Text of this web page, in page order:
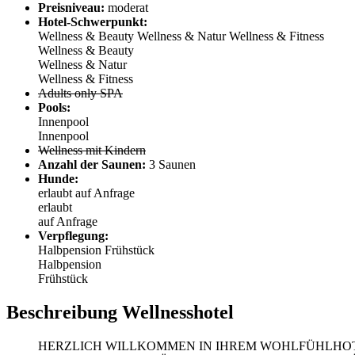
Preisniveau: moderat
Hotel-Schwerpunkt:
Wellness & Beauty Wellness & NaturWellness & Fitness
Wellness & Beauty
Wellness & Natur
Wellness & Fitness
Adults only SPA
Pools:
Innenpool
Innenpool
Wellness mit Kindern
Anzahl der Saunen: 3 Saunen
Hunde:
erlaubt auf Anfrage
erlaubt
auf Anfrage
Verpflegung:
Halbpension Frühstück
Halbpension
Frühstück
Beschreibung Wellnesshotel
HERZLICH WILLKOMMEN IN IHREM